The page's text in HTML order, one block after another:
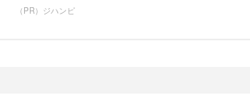
（PR）ジハンピ